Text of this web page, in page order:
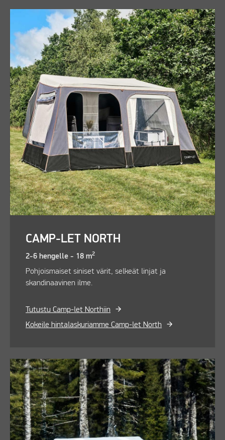
CAMP-LET NORTH
2-6 hengelle - 18 m2
Pohjoismaiset siniset värit, selkeät linjat ja
skandinaavinen ilme.
Tutustu Camp-let Northiin
Kokeile hintalaskuriamme Camp-let North